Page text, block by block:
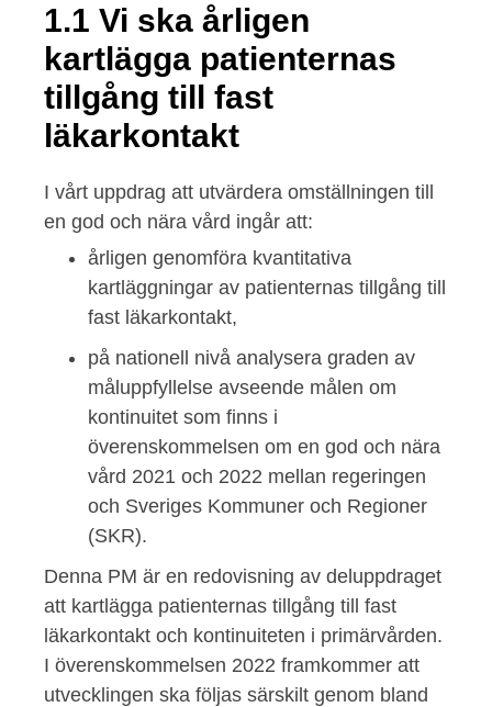
1.1 Vi ska årligen
kartlägga patienternas
tillgång till fast
läkarkontakt
I vårt uppdrag att utvärdera omställningen till
en god och nära vård ingår att:
årligen genomföra kvantitativa
kartläggningar av patienternas tillgång till
fast läkarkontakt,
på nationell nivå analysera graden av
måluppfyllelse avseende målen om
kontinuitet som finns i
överenskommelsen om en god och nära
vård 2021 och 2022 mellan regeringen
och Sveriges Kommuner och Regioner
(SKR).
Denna PM är en redovisning av deluppdraget
att kartlägga patienternas tillgång till fast
läkarkontakt och kontinuiteten i primärvården.
I överenskommelsen 2022 framkommer att
utvecklingen ska följas särskilt genom bland